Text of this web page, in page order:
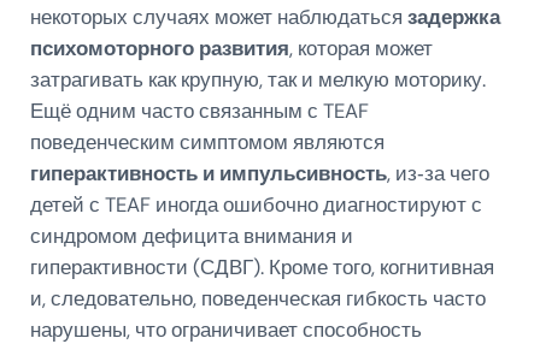
некоторых случаях может наблюдаться задержка
психомоторного развития, которая может
затрагивать как крупную, так и мелкую моторику.
Ещё одним часто связанным с TEAF
поведенческим симптомом являются
гиперактивность и импульсивность, из‑за чего
детей с TEAF иногда ошибочно диагностируют с
синдромом дефицита внимания и
гиперактивности (СДВГ). Кроме того, когнитивная
и, следовательно, поведенческая гибкость часто
нарушены, что ограничивает способность